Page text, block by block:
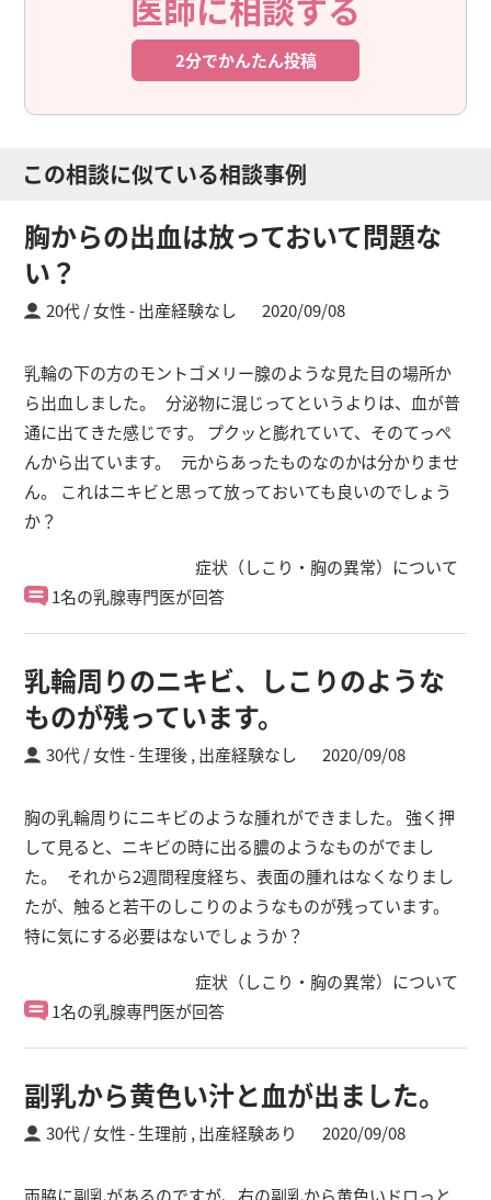
2分でかんたん投稿
この相談に似ている相談事例
胸からの出血は放っておいて問題な
い？
20代 / 女性 出産経験なし 2020/09/08
乳輪の下の方のモントゴメリー腺のような見た目の場所か
ら出血しました。 分泌物に混じってというよりは、血が普
通に出てきた感じです。 プクッと膨れていて、そのてっぺ
んから出ています。 元からあったものなのかは分かりませ
ん。 これはニキビと思って放っておいても良いのでしょう
か？
症状（しこり・胸の異常）について
1名の乳腺専門医が回答
乳輪周りのニキビ、しこりのような
ものが残っています。
30代 / 女性 生理後 , 出産経験なし 2020/09/08
胸の乳輪周りにニキビのような腫れができました。 強く押
して見ると、ニキビの時に出る膿のようなものがでまし
た。 それから2週間程度経ち、表面の腫れはなくなりまし
たが、触ると若干のしこりのようなものが残っています。
特に気にする必要はないでしょうか？
症状（しこり・胸の異常）について
1名の乳腺専門医が回答
副乳から黄色い汁と血が出ました。
30代 / 女性 生理前 , 出産経験あり 2020/09/08
両脇に副乳があるのですが、右の副乳から黄色いドロっと